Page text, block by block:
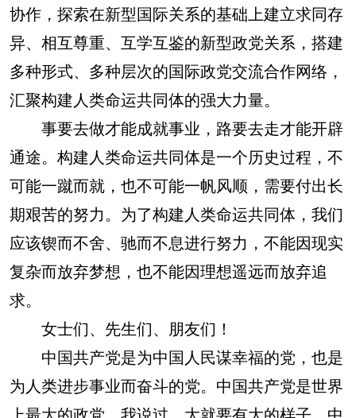
协作，探索在新型国际关系的基础上建立求同存
异、相互尊重、互学互鉴的新型政党关系，搭建
多种形式、多种层次的国际政党交流合作网络，
汇聚构建人类命运共同体的强大力量。
事要去做才能成就事业，路要去走才能开辟
通途。构建人类命运共同体是一个历史过程，不
可能一蹴而就，也不可能一帆风顺，需要付出长
期艰苦的努力。为了构建人类命运共同体，我们
应该锲而不舍、驰而不息进行努力，不能因现实
复杂而放弃梦想，也不能因理想遥远而放弃追
求。
女士们、先生们、朋友们！
中国共产党是为中国人民谋幸福的党，也是
为人类进步事业而奋斗的党。中国共产党是世界
上最大的政党。我说过，大就要有大的样子。中